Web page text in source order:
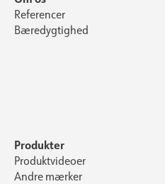
Referencer
Bæredygtighed
Produkter
Produktvideoer
Andre mærker